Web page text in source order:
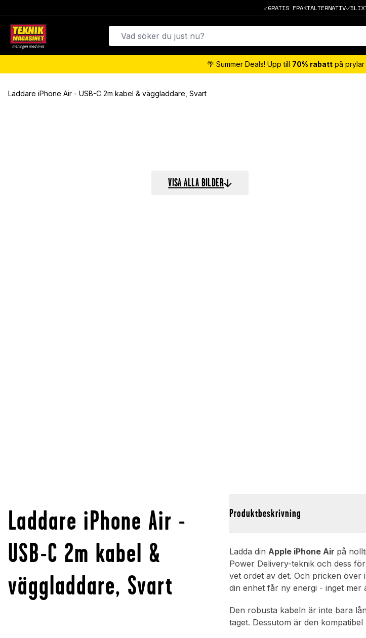
GRATIS FRAKTALTERNATIV
🌴 Summer Deals! Upp till 70% rabatt på
Laddare iPhone Air - USB-C 2m kabel & väggladdare, Svart
VISA ALLA BILDER
Laddare iPhone Air -
USB-C 2m kabel &
väggladdare, Svart
Produktbeskrivning
Ladda dinApple iPhone Air på
Power Delivery-teknik och dess
vet ordet av det. Och pricken över
din enhet får ny energi - inget mer
Den robusta kabeln är inte bara
taget. Dessutom är den